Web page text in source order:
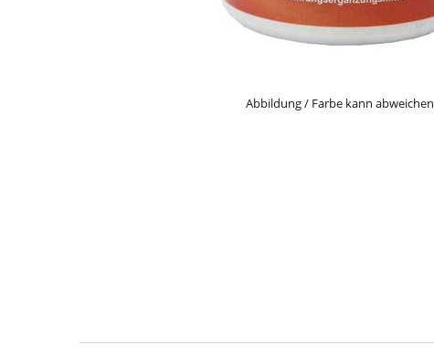
Abbildung / Farbe kann abweichen